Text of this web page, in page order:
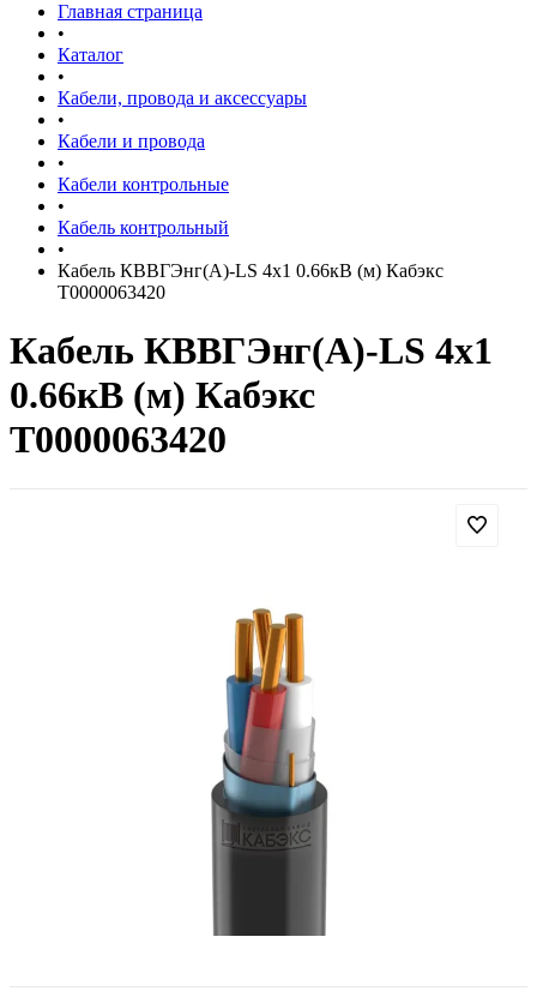
Главная страница
•
Каталог
•
Кабели, провода и аксессуары
•
Кабели и провода
•
Кабели контрольные
•
Кабель контрольный
•
Кабель КВВГЭнг(А)-LS 4х1 0.66кВ (м) Кабэкс
Т0000063420
Кабель КВВГЭнг(А)-LS 4х1
0.66кВ (м) Кабэкс
Т0000063420